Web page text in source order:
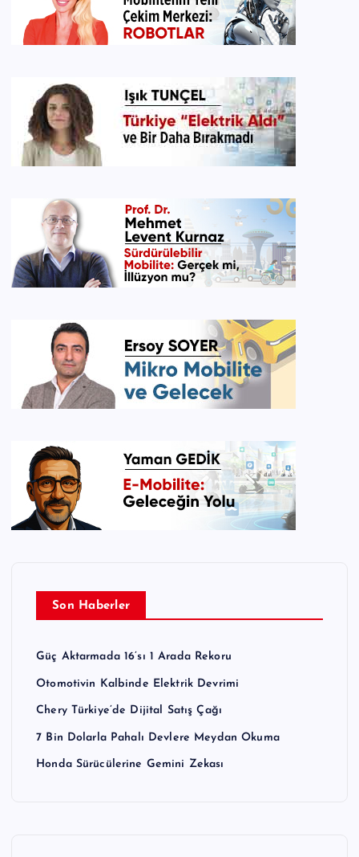
Son Haberler
Güç Aktarmada 16’sı 1 Arada Rekoru
Otomotivin Kalbinde Elektrik Devrimi
Chery Türkiye’de Dijital Satış Çağı
7 Bin Dolarla Pahalı Devlere Meydan Okuma
Honda Sürücülerine Gemini Zekası